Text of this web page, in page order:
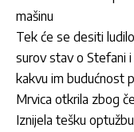
mašinu
Tek će se desiti
surov stav o Stefani i
kakvu im budućnost
Mrvica otkrila zbog
Iznijela tešku optužbu